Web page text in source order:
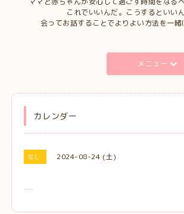
これでいいんだ。こうするといいん
会ってお話することでよりよい方法を一緒
メニュー
カレンダー
なし 2024-08-24 (土)